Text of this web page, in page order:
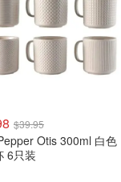
$39.95
Otis 300ml 白色
6只装